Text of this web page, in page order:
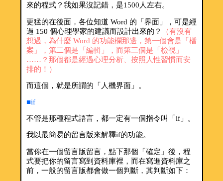
來的程式？我如果沒記錯，是1500人左右。
更猛的在後面，各位知道 Word 的「界面」，可是經
過 150 個心理學家的建議而設計出來的？
（有沒有
想過，為什麼 Word 的功能欄那邊，第一個會是「檔
案」，第二個是「編輯」，而第三個是「檢視」
……？那個都是經過心理分析、按照人性習慣而安
排的！）
而這個，就是所謂的「人機界面」。
■if
不管是那種程式語言，都一定有一個指令叫「if」。
我以最簡易的留言版來解釋if的功能。
當你在一個留言版留言，點下那個「確定」後，程
式要把你的留言寫到資料庫裡，而在寫進資料庫之
前，一般的留言版都會做一個判斷，其判斷如下：